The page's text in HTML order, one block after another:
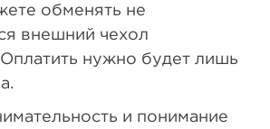
обменять не
внешний чехол
нужно будет лишь
и понимание